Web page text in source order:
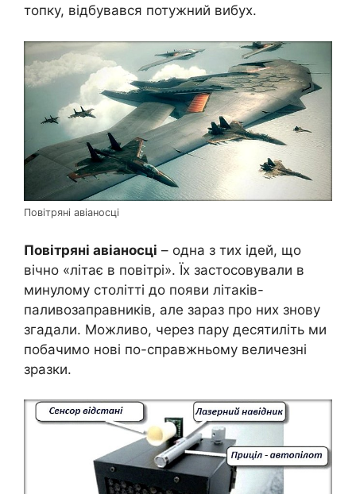
топку, відбувався потужний вибух.
Повітряні авіаносці
Повітряні авіаносці – одна з тих ідей, що
вічно «літає в повітрі». Їх застосовували в
минулому столітті до появи літаків-
паливозаправників, але зараз про них знову
згадали. Можливо, через пару десятиліть ми
побачимо нові по-справжньому величезні
зразки.